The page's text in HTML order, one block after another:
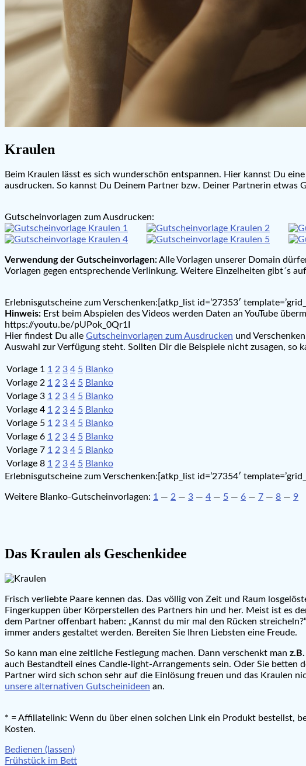
Kraulen
Beim Kraulen lässt es sich wunderschön entspannen. Hier kannst Du
ausdrucken. So kannst Du Deinem Partner bzw. Deiner Partnerin etwas
Gutscheinvorlagen zum Ausdrucken:
Verwendung der Gutscheinvorlagen:Alle Vorlagen unserer Domain
Vorlagen gegen entsprechende Verlinkung. Weitere Einzelheiten gibt´s
Erlebnisgutscheine zum Verschenken:[atkp_list id=’27353′
Hinweis: Erst beim Abspielen des Videos werden Daten an YouTube
https://youtu.be/pUPok_0Qr1I
Hier findest Du alle Gutscheinvorlagen zum Ausdrucken und
Auswahl zur Verfügung steht. Sollten Dir die Beispiele nicht zusagen, so
Vorlage 1 1 2 3 4 5 Blanko
Vorlage 2 1 2 3 4 5 Blanko
Vorlage 3 1 2 3 4 5 Blanko
Vorlage 4 1 2 3 4 5 Blanko
Vorlage 5 1 2 3 4 5 Blanko
Vorlage 6 1 2 3 4 5 Blanko
Vorlage 7 1 2 3 4 5 Blanko
Vorlage 8 1 2 3 4 5 Blanko
Erlebnisgutscheine zum Verschenken:[atkp_list id=’27354′
Weitere Blanko-Gutscheinvorlagen: 1 — 2 — 3 — 4 — 5 — 6 — 7 — 8 — 9
Das Kraulen als Geschenkidee
Frisch verliebte Paare kennen das. Das völlig von Zeit und Raum
Fingerkuppen über Körperstellen des Partners hin und her. Meist ist es
dem Partner offenbart haben: „Kannst du mir mal den Rücken
immer anders gestaltet werden. Bereiten Sie Ihren Liebsten eine Freude.
So kann man eine zeitliche Festlegung machen. Dann verschenkt man
auch Bestandteil eines Candle-light-Arrangements sein. Oder Sie betten
Partner wird sich schon sehr auf die Einlösung freuen und das Kraulen
unsere alternativen Gutscheinideen an.
* = Affiliatelink: Wenn du über einen solchen Link ein Produkt bestellst,
Kosten.
Beitragsnavigation
Bedienen (lassen)
Frühstück im Bett